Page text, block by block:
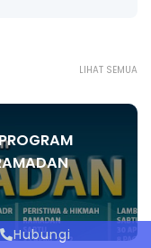
LIHAT SEMUA
Hubungi